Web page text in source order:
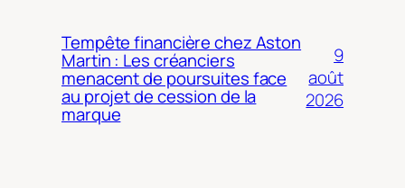
Tempête financière chez Aston
Martin : Les créanciers
menacent de poursuites face
au projet de cession de la
marque
9
août
2026